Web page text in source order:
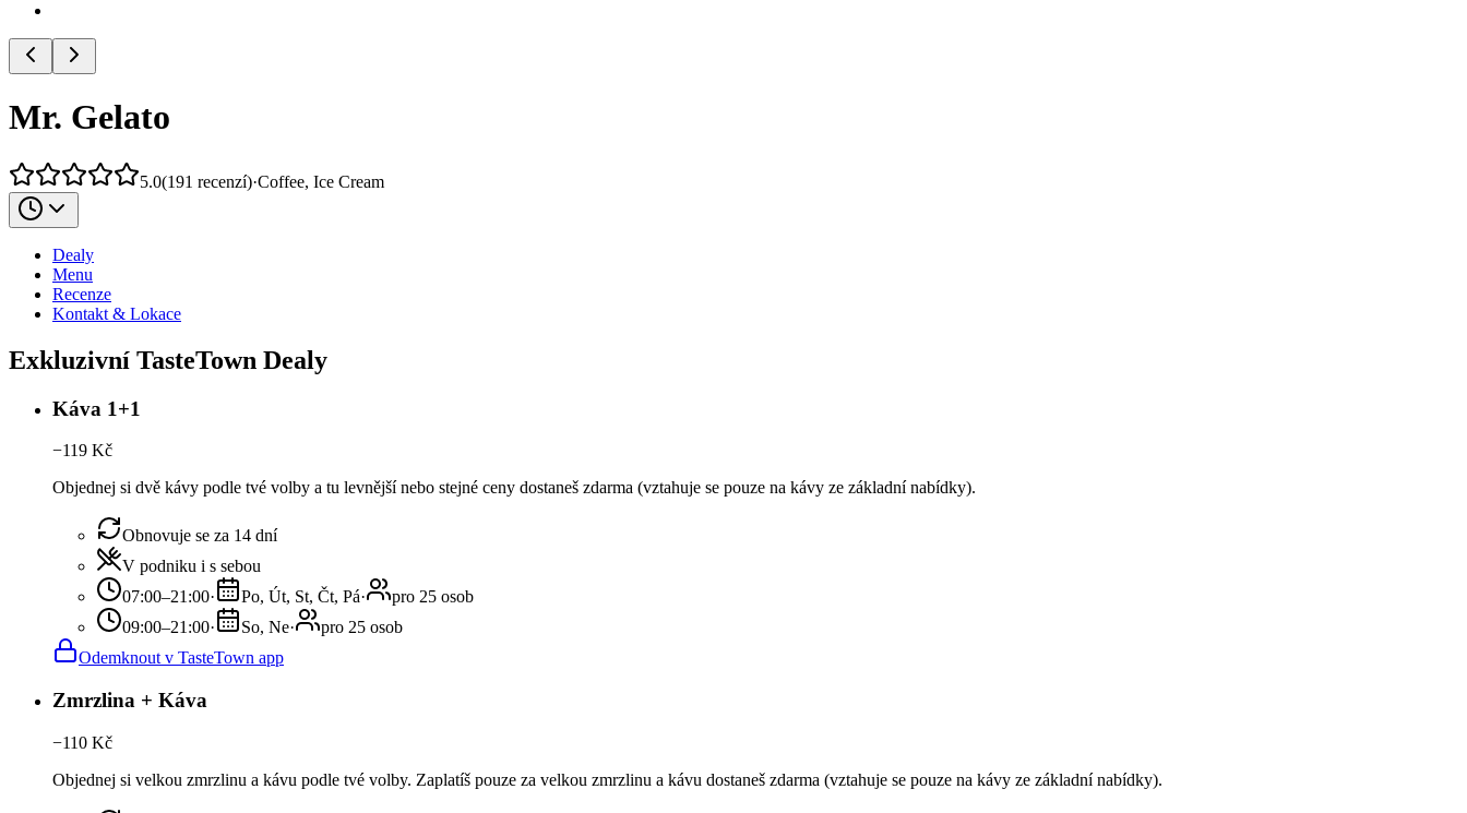
Mr. Gelato
5.0(191 recenzí)·Coffee, Ice Cream
Dealy
Menu
Recenze
Kontakt & Lokace
Exkluzivní TasteTown Dealy
Káva 1+1
−119 Kč
Objednej si dvě kávy podle tvé volby a tu levnější nebo stejné ceny dostaneš zdarma (vztahuje se pouze na kávy ze základní nabídky).
Obnovuje se za 14 dní
V podniku i s sebou
07:00–21:00· Po, Út, St, Čt, Pá·
pro 25 osob
09:00–21:00· So, Ne·
pro 25 osob
Odemknout v TasteTown app
Zmrzlina + Káva
−110 Kč
Objednej si velkou zmrzlinu a kávu podle tvé volby. Zaplatíš pouze za velkou zmrzlinu a kávu dostaneš zdarma (vztahuje se pouze na kávy ze základní nabídky).